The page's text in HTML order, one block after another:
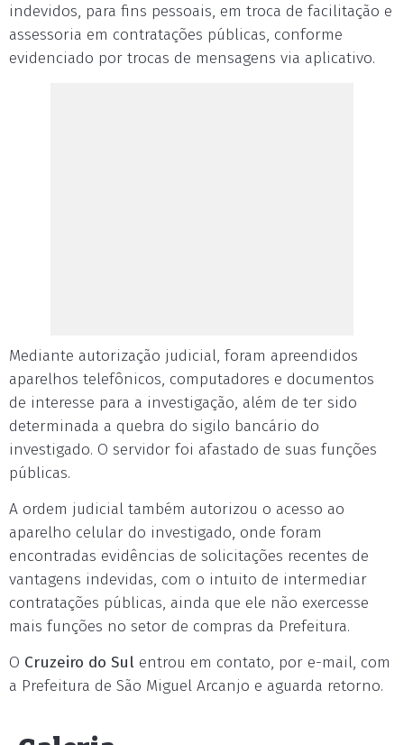
indevidos, para fins pessoais, em troca de facilitação e
assessoria em contratações públicas, conforme
evidenciado por trocas de mensagens via aplicativo.
Mediante autorização judicial, foram apreendidos
aparelhos telefônicos, computadores e documentos
de interesse para a investigação, além de ter sido
determinada a quebra do sigilo bancário do
investigado. O servidor foi afastado de suas funções
públicas.
A ordem judicial também autorizou o acesso ao
aparelho celular do investigado, onde foram
encontradas evidências de solicitações recentes de
vantagens indevidas, com o intuito de intermediar
contratações públicas, ainda que ele não exercesse
mais funções no setor de compras da Prefeitura.
O Cruzeiro do Sul entrou em contato, por e-mail, com
a Prefeitura de São Miguel Arcanjo e aguarda retorno.